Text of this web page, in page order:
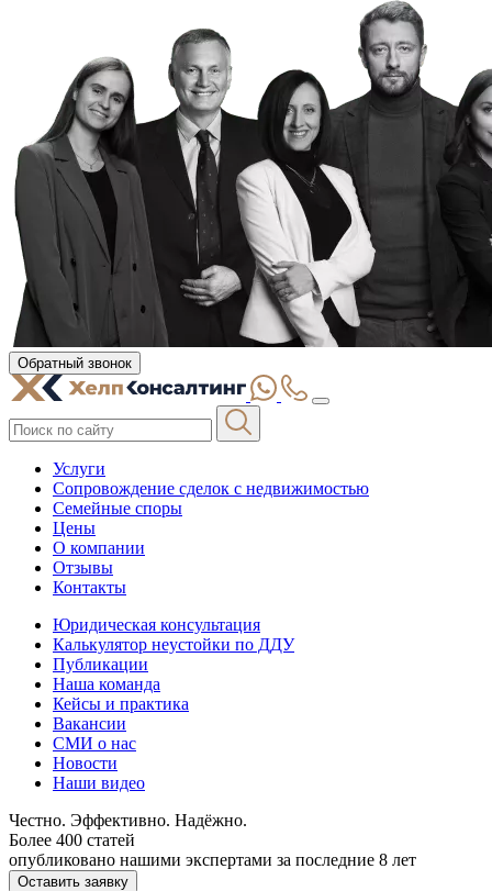
Обратный звонок
Услуги
Сопровождение сделок с недвижимостью
Семейные споры
Цены
О компании
Отзывы
Контакты
Юридическая консультация
Калькулятор неустойки по ДДУ
Публикации
Наша команда
Кейсы и практика
Вакансии
СМИ о нас
Новости
Наши видео
Честно. Эффективно. Надёжно.
Более 400 статей
опубликовано нашими экспертами за последние 8 лет
Оставить заявку